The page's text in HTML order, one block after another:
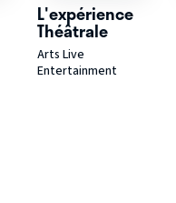
L'expérience
Théâtrale
Arts Live
Entertainment